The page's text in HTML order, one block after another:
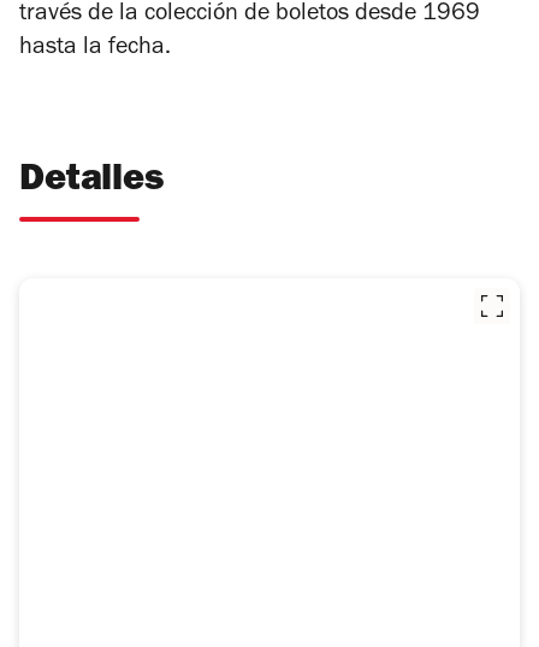
través de la colección de boletos desde 1969
hasta la fecha.
Detalles